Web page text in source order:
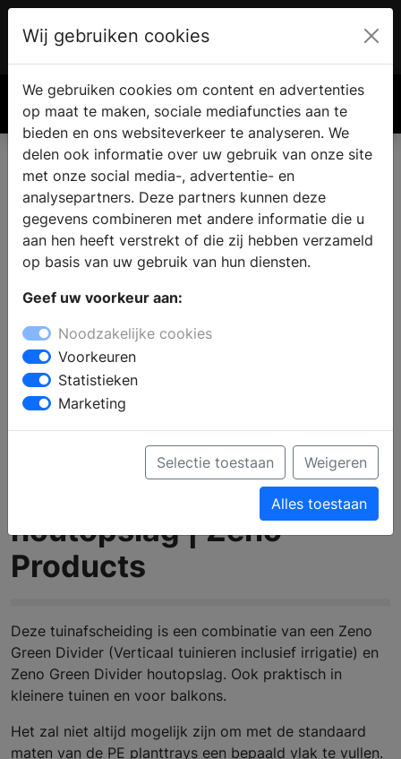
€ 0.00
Green Divider met
houtopslag | Zeno
Products
Deze tuinafscheiding is een combinatie van een Zeno
Green Divider (Verticaal tuinieren inclusief irrigatie) en
Zeno Green Divider houtopslag. Ook praktisch in
kleinere tuinen en voor balkons.
Het zal niet altijd mogelijk zijn om met de standaard
maten van de PE planttrays een bepaald vlak te vullen.
Wij gebruiken cookies
We gebruiken cookies om content en advertenties
op maat te maken, sociale mediafuncties aan te
bieden en ons websiteverkeer te analyseren. We
delen ook informatie over uw gebruik van onze site
met onze social media-, advertentie- en
analysepartners. Deze partners kunnen deze
gegevens combineren met andere informatie die u
aan hen heeft verstrekt of die zij hebben verzameld
op basis van uw gebruik van hun diensten.
Geef uw voorkeur aan:
Noodzakelijke cookies
Voorkeuren
Statistieken
Marketing
Selectie toestaan Weigeren
Alles toestaan